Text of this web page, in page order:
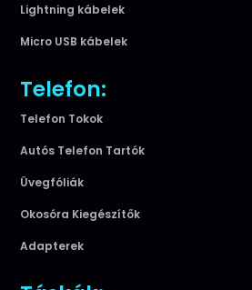
Lightning kábelek
Micro USB kábelek
Telefon:
Telefon Tokok
Autós Telefon Tartók
Üvegfóliák
Okosóra Kiegészítők
Adapterek